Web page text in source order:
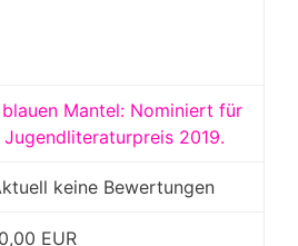
Mantel: Nominiert für
2019.
keine Bewertungen
EUR